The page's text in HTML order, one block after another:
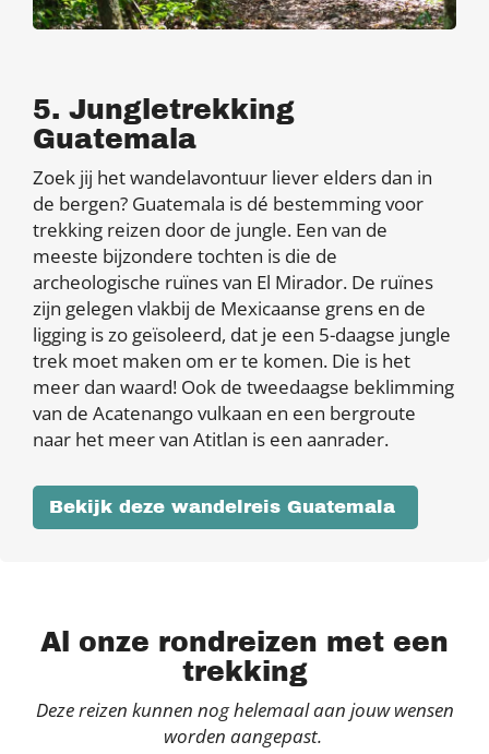
5. Jungletrekking
Guatemala
Zoek jij het wandelavontuur liever elders dan in
de bergen? Guatemala is dé bestemming voor
trekking reizen door de jungle. Een van de
meeste bijzondere tochten is die de
archeologische ruïnes van El Mirador. De ruïnes
zijn gelegen vlakbij de Mexicaanse grens en de
ligging is zo geïsoleerd, dat je een 5-daagse jungle
trek moet maken om er te komen. Die is het
meer dan waard! Ook de tweedaagse beklimming
van de Acatenango vulkaan en een bergroute
naar het meer van Atitlan is een aanrader.
Bekijk deze wandelreis Guatemala
Al onze rondreizen met een
trekking
Deze reizen kunnen nog helemaal aan jouw wensen
worden aangepast.